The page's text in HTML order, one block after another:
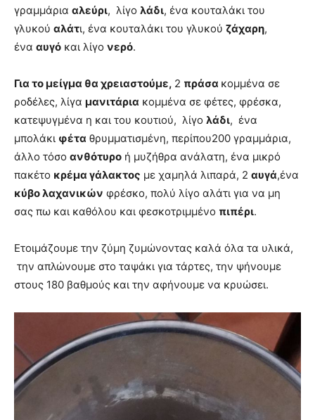
γραμμάρια αλεύρι, λίγο λάδι, ένα κουταλάκι του
γλυκού αλάτι, ένα κουταλάκι του γλυκού ζάχαρη,
ένα αυγό και λίγο νερό.
Για το μείγμα θα χρειαστούμε, 2 πράσα κομμένα σε
ροδέλες, λίγα μανιτάρια κομμένα σε φέτες, φρέσκα,
κατεψυγμένα η και του κουτιού, λίγο λάδι, ένα
μπολάκι φέτα θρυμματισμένη, περίπου200 γραμμάρια,
άλλο τόσο ανθότυρο ή μυζήθρα ανάλατη, ένα μικρό
πακέτο κρέμα γάλακτος με χαμηλά λιπαρά, 2 αυγά,ένα
κύβο λαχανικών φρέσκο, πολύ λίγο αλάτι για να μη
σας πω και καθόλου και φεσκοτριμμένο πιπέρι.
Ετοιμάζουμε την ζύμη ζυμώνοντας καλά όλα τα υλικά,
την απλώνουμε στο ταψάκι για τάρτες, την ψήνουμε
στους 180 βαθμούς και την αφήνουμε να κρυώσει.